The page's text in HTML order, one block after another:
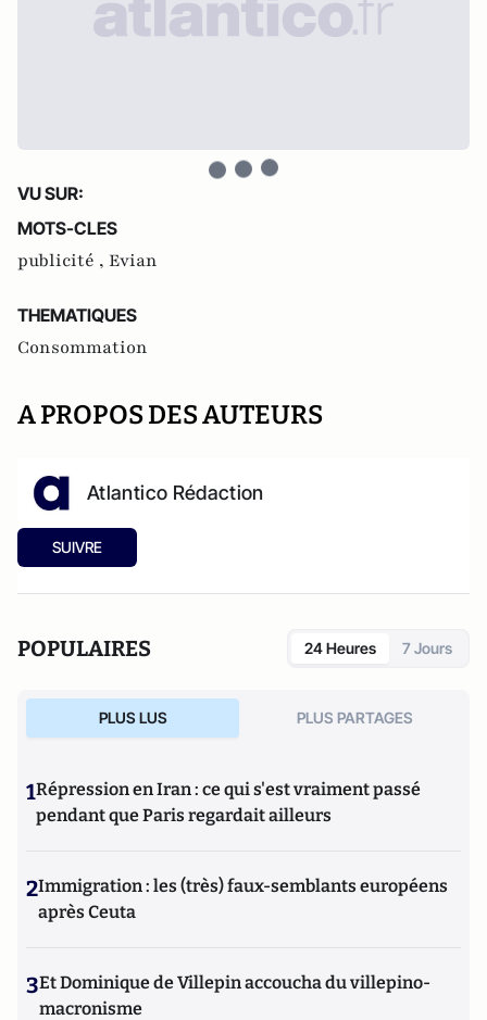
VU SUR:
MOTS-CLES
publicité , Evian
THEMATIQUES
Consommation
A PROPOS DES AUTEURS
Atlantico Rédaction
SUIVRE
POPULAIRES 24 Heures 7 Jours
PLUS LUS PLUS PARTAGES
1Répression en Iran : ce qui s'est vraiment passé
pendant que Paris regardait ailleurs
2Immigration : les (très) faux-semblants européens
après Ceuta
3Et Dominique de Villepin accoucha du villepino-
macronisme